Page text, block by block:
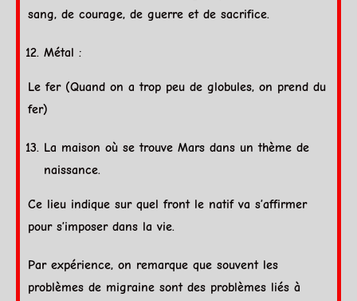
sang, de courage, de guerre et de sacrifice.
Métal :
Le fer (Quand on a trop peu de globules, on prend du
fer)
La maison où se trouve Mars dans un thème de
naissance.
Ce lieu indique sur quel front le natif va s’affirmer
pour s’imposer dans la vie.
Par expérience, on remarque que souvent les
problèmes de migraine sont des problèmes liés à